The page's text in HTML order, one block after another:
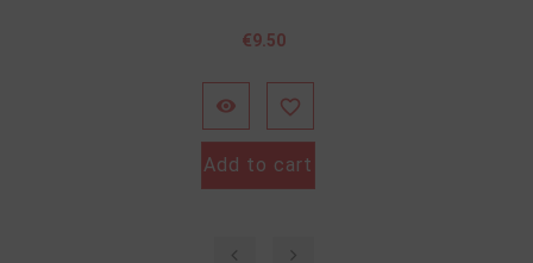
Price
€9.50
 
Add to cart